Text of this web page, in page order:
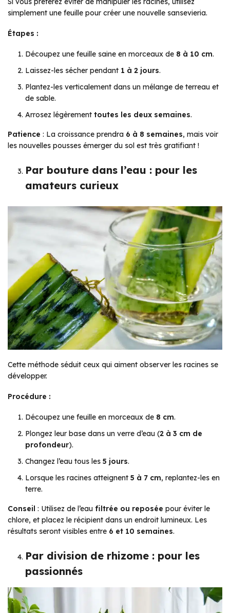
simplement une feuille pour créer une nouvelle sansevieria.
Étapes :
Découpez une feuille saine en morceaux de 8 à 10 cm.
Laissez-les sécher pendant 1 à 2 jours.
Plantez-les verticalement dans un mélange de terreau et
de sable.
Arrosez légèrement toutes les deux semaines.
Patience : La croissance prendra 6 à 8 semaines, mais voir
les nouvelles pousses émerger du sol est très gratifiant !
Par bouture dans l’eau : pour les
amateurs curieux
Cette méthode séduit ceux qui aiment observer les racines se
développer.
Procédure :
Découpez une feuille en morceaux de 8 cm.
Plongez leur base dans un verre d’eau (2 à 3 cm de
profondeur).
Changez l’eau tous les 5 jours.
Lorsque les racines atteignent 5 à 7 cm, replantez-les en
terre.
Conseil : Utilisez de l’eau filtrée ou reposée pour éviter le
chlore, et placez le récipient dans un endroit lumineux. Les
résultats seront visibles entre 6 et 10 semaines.
Par division de rhizome : pour les
passionnés